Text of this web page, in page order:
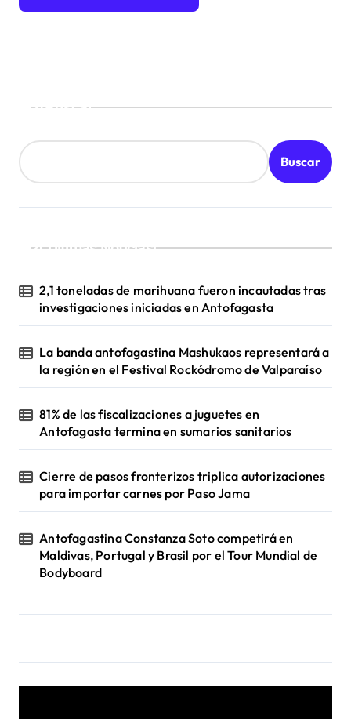
e
d
s
Buscar
Buscar
¡Ultimas Noticias!
2,1 toneladas de marihuana fueron incautadas tras
investigaciones iniciadas en Antofagasta
La banda antofagastina Mashukaos representará a
la región en el Festival Rockódromo de Valparaíso
81% de las fiscalizaciones a juguetes en
Antofagasta termina en sumarios sanitarios
Cierre de pasos fronterizos triplica autorizaciones
para importar carnes por Paso Jama
Antofagastina Constanza Soto competirá en
Maldivas, Portugal y Brasil por el Tour Mundial de
Bodyboard